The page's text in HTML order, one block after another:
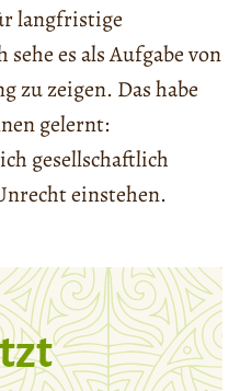
langfristige
es als Aufgabe von
zu zeigen. Das habe
gelernt:
gesellschaftlich
einstehen.